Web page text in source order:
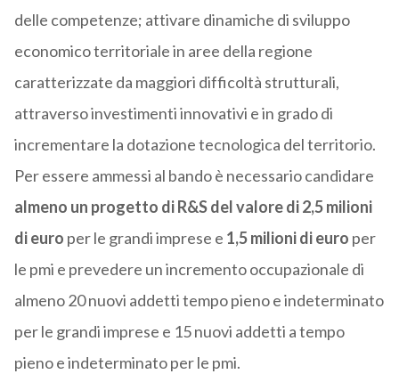
delle competenze; attivare dinamiche di sviluppo
economico territoriale in aree della regione
caratterizzate da maggiori difficoltà strutturali,
attraverso investimenti innovativi e in grado di
incrementare la dotazione tecnologica del territorio.
Per essere ammessi al bando è necessario candidare
almeno un progetto di R&S del valore di 2,5 milioni
di euro per le grandi imprese e 1,5 milioni di euro per
le pmi e prevedere un incremento occupazionale di
almeno 20 nuovi addetti tempo pieno e indeterminato
per le grandi imprese e 15 nuovi addetti a tempo
pieno e indeterminato per le pmi.